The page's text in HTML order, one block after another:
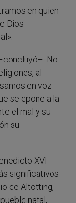
en quien
Dios
No
al
en voz
se opone a la
el mal y su
su
XVI
significativos
de Altötting,
natal,